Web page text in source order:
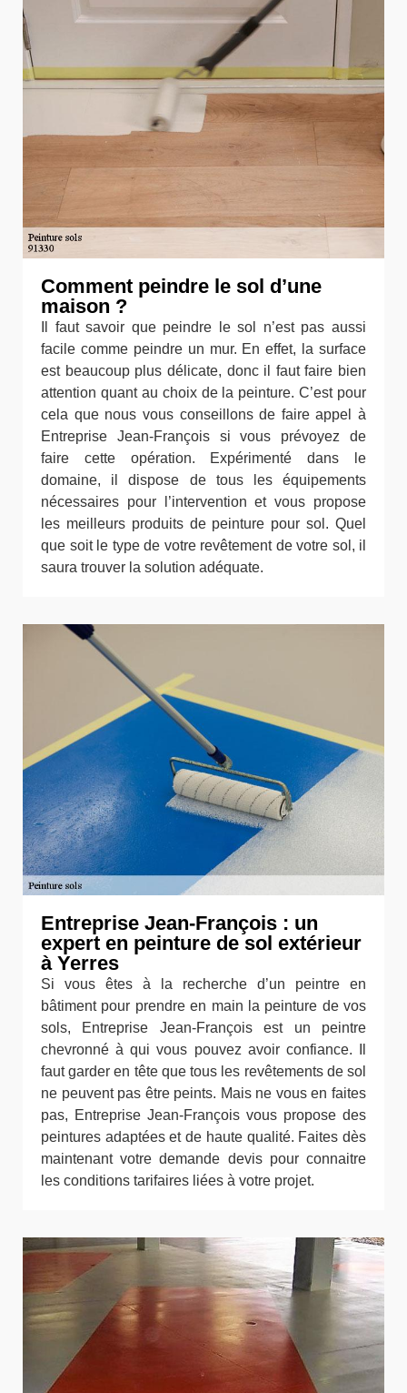
Comment peindre le sol d’une
maison ?
Il faut savoir que peindre le sol n’est pas aussi
facile comme peindre un mur. En effet, la surface
est beaucoup plus délicate, donc il faut faire bien
attention quant au choix de la peinture. C’est pour
cela que nous vous conseillons de faire appel à
Entreprise Jean-François si vous prévoyez de
faire cette opération. Expérimenté dans le
domaine, il dispose de tous les équipements
nécessaires pour l’intervention et vous propose
les meilleurs produits de peinture pour sol. Quel
que soit le type de votre revêtement de votre sol, il
saura trouver la solution adéquate.
Entreprise Jean-François : un
expert en peinture de sol extérieur
à Yerres
Si vous êtes à la recherche d’un peintre en
bâtiment pour prendre en main la peinture de vos
sols, Entreprise Jean-François est un peintre
chevronné à qui vous pouvez avoir confiance. Il
faut garder en tête que tous les revêtements de sol
ne peuvent pas être peints. Mais ne vous en faites
pas, Entreprise Jean-François vous propose des
peintures adaptées et de haute qualité. Faites dès
maintenant votre demande devis pour connaitre
les conditions tarifaires liées à votre projet.